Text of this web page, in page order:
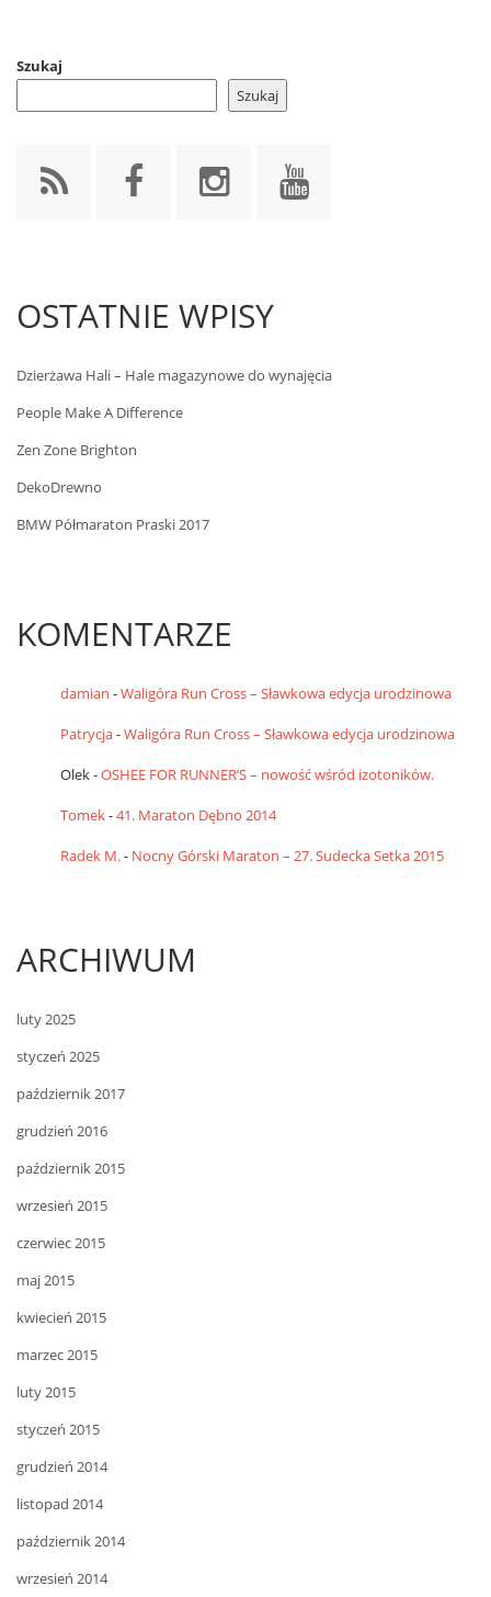
Szukaj
Szukaj
OSTATNIE WPISY
Dzierżawa Hali – Hale magazynowe do wynajęcia
People Make A Difference
Zen Zone Brighton
DekoDrewno
BMW Półmaraton Praski 2017
KOMENTARZE
damian -Waligóra Run Cross – Sławkowa edycja urodzinowa
Patrycja-Waligóra Run Cross – Sławkowa edycja urodzinowa
Olek-OSHEE FOR RUNNER’S – nowość wśród izotoników.
Tomek-41. Maraton Dębno 2014
Radek M.- Nocny Górski Maraton – 27. Sudecka Setka 2015
ARCHIWUM
luty 2025
styczeń 2025
październik 2017
grudzień 2016
październik 2015
wrzesień 2015
czerwiec 2015
maj 2015
kwiecień 2015
marzec 2015
luty 2015
styczeń 2015
grudzień 2014
listopad 2014
październik 2014
wrzesień 2014